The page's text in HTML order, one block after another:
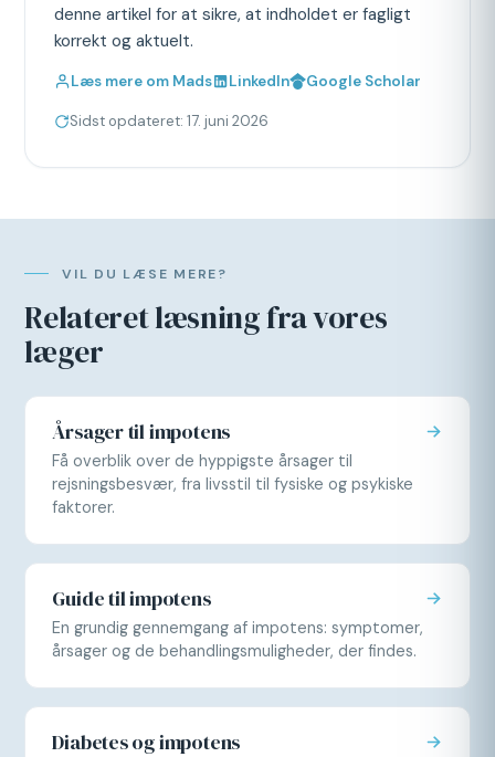
denne artikel for at sikre, at indholdet er fagligt
korrekt og aktuelt.
Læs mere om Mads LinkedIn Google Scholar
Sidst opdateret: 17. juni 2026
VIL DU LÆSE MERE?
Relateret læsning fra vores
læger
Årsager til impotens
Få overblik over de hyppigste årsager til
rejsningsbesvær, fra livsstil til fysiske og psykiske
faktorer.
Guide til impotens
En grundig gennemgang af impotens: symptomer,
årsager og de behandlingsmuligheder, der findes.
Diabetes og impotens